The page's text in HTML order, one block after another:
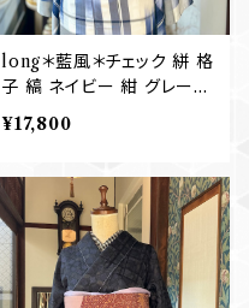
long＊藍風＊チェック 絣 格
子 縞 ネイビー 紺 グレー
紬着物 B588
¥17,800